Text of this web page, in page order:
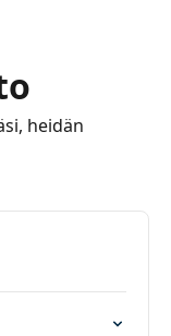
heidän